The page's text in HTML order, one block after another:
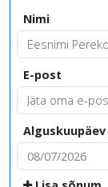
Nimi
E-post
Alguskuupäev